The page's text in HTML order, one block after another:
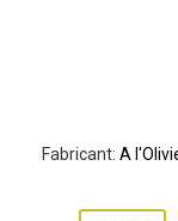
Fabricant: A